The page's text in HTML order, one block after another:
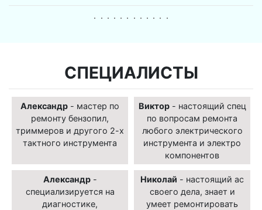
СПЕЦИАЛИСТЫ
Александр - мастер по
ремонту бензопил,
триммеров и другого 2-х
тактного инструмента
Виктор- настоящий спец
по вопросам ремонта
любого электрического
инструмента и электро
компонентов
Александр-
специализируется на
диагностике,
Николай - настоящий ас
своего дела, знает и
умеет ремонтировать